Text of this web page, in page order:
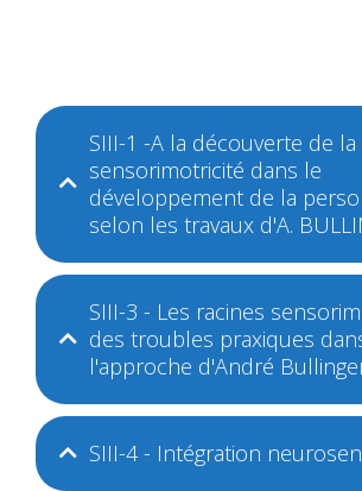
SIII-1 -A la découverte de la
sensorimotricité dans le
développement de la
selon les travaux d'A.
SIII-3 - Les racines
des troubles praxiques
l'approche d'André
SIII-4 - Intégration